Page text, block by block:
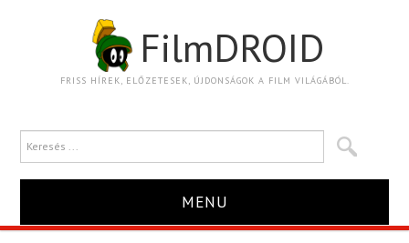
FilmDROID
FRISS HÍREK, ELŐZETESEK, ÚJDONSÁGOK A FILM VILÁGÁBÓL.
MENU